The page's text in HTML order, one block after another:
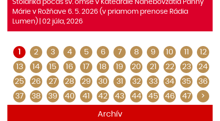
Stolárika počas sv. omše v Katedrále Nanebovzatia Panny
Márie v Rožňave 6. 5. 2026 (v priamom prenose Rádia
Lumen) | 02 júla, 2026
1 2 3 4 5 6 7 8 9 10 11
12
13
14 15 16 17 18 19 20 21 22 23
24
25
26 27 28 29 30 31 32 33 34 35
36
37
38 39 40 41 42 43 44 45 46 47 >
Archív